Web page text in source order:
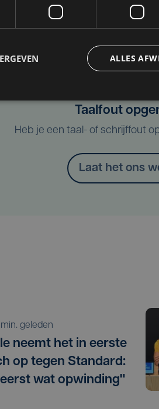
Taalfout
Heb je een taal- of schrijffout
Laat het ons
6 min. geleden
neemt het in eerste
op tegen Standard:
wat opwinding"
ALLES